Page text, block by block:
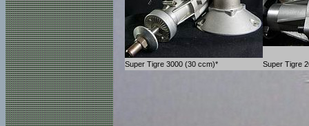
Super Tigre 3000 (30 ccm)* Super Tigre